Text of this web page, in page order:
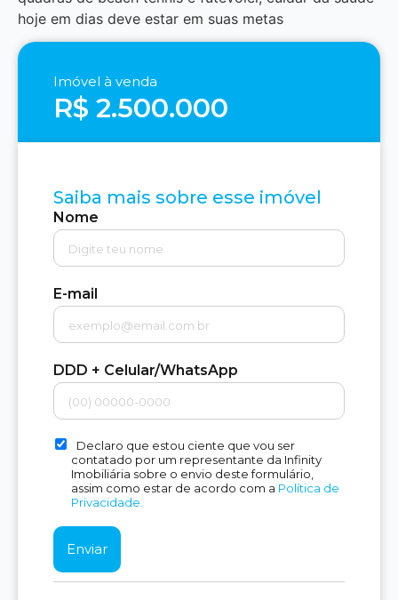
hoje em dias deve estar em suas metas
Imóvel à venda
R$ 2.500.000
Saiba mais sobre esse imóvel
Nome
E-mail
DDD + Celular/WhatsApp
Declaro que estou ciente que vou ser
contatado por um representante da Infinity
Imobiliária sobre o envio deste formulário,
assim como estar de acordo com a Política de
Privacidade.